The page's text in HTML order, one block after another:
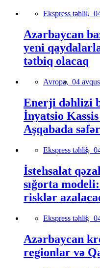
Ekspress təhlil,
Azərbaycan
yeni
tətbiq olacaq
Avropa, 04
Enerji dəhlizi
İnyatsio
Aşqabada
Ekspress təhlil,
İstehsalat
sığorta
risklər
Ekspress təhlil,
Azərbaycan
regionlar və